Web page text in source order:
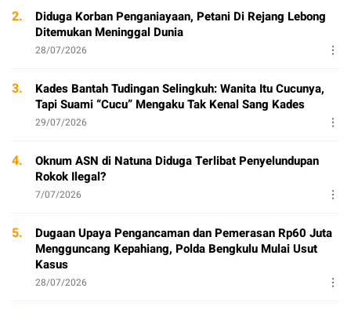
2.
Diduga Korban Penganiayaan, Petani Di Rejang Lebong
Ditemukan Meninggal Dunia
28/07/2026
3.
Kades Bantah Tudingan Selingkuh: Wanita Itu Cucunya,
Tapi Suami “Cucu” Mengaku Tak Kenal Sang Kades
29/07/2026
4.
Oknum ASN di Natuna Diduga Terlibat Penyelundupan
Rokok Ilegal?
7/07/2026
5.
Dugaan Upaya Pengancaman dan Pemerasan Rp60 Juta
Mengguncang Kepahiang, Polda Bengkulu Mulai Usut
Kasus
28/07/2026